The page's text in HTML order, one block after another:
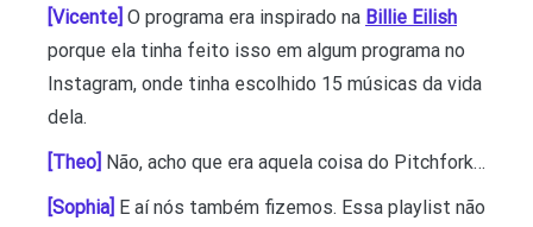
[Vicente] O programa era inspirado na Billie Eilish
porque ela tinha feito isso em algum programa no
Instagram, onde tinha escolhido 15 músicas da vida
dela.
[Theo] Não, acho que era aquela coisa do Pitchfork…
[Sophia] E aí nós também fizemos. Essa playlist não